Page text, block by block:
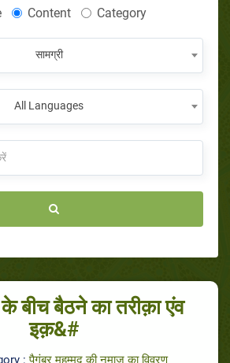
Content Category
सामग्री
All Languages
के बीच बैठने का तरीक़ा एंव
इक़&#
:पैगंबर मुहम्मद की नमाज़ का विवरण